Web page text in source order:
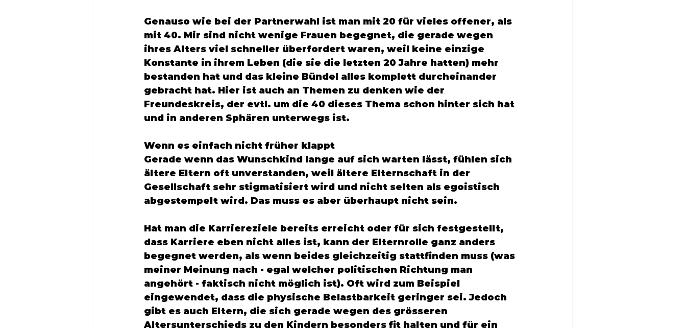
Genauso wie bei der Partnerwahl ist man mit 20 für vieles offener, als
mit 40. Mir sind nicht wenige Frauen begegnet, die gerade wegen
ihres Alters viel schneller überfordert waren, weil keine einzige
Konstante in ihrem Leben (die sie die letzten 20 Jahre hatten) mehr
bestanden hat und das kleine Bündel alles komplett durcheinander
gebracht hat. Hier ist auch an Themen zu denken wie der
Freundeskreis, der evtl. um die 40 dieses Thema schon hinter sich hat
und in anderen Sphären unterwegs ist.
Wenn es einfach nicht früher klappt
Gerade wenn das Wunschkind lange auf sich warten lässt, fühlen sich
ältere Eltern oft unverstanden, weil ältere Elternschaft in der
Gesellschaft sehr stigmatisiert wird und nicht selten als egoistisch
abgestempelt wird. Das muss es aber überhaupt nicht sein.
Hat man die Karriereziele bereits erreicht oder für sich festgestellt,
dass Karriere eben nicht alles ist, kann der Elternrolle ganz anders
begegnet werden, als wenn beides gleichzeitig stattfinden muss (was
meiner Meinung nach - egal welcher politischen Richtung man
angehört - faktisch nicht möglich ist). Oft wird zum Beispiel
eingewendet, dass die physische Belastbarkeit geringer sei. Jedoch
gibt es auch Eltern, die sich gerade wegen des grösseren
Altersunterschieds zu den Kindern besonders fit halten und für ein